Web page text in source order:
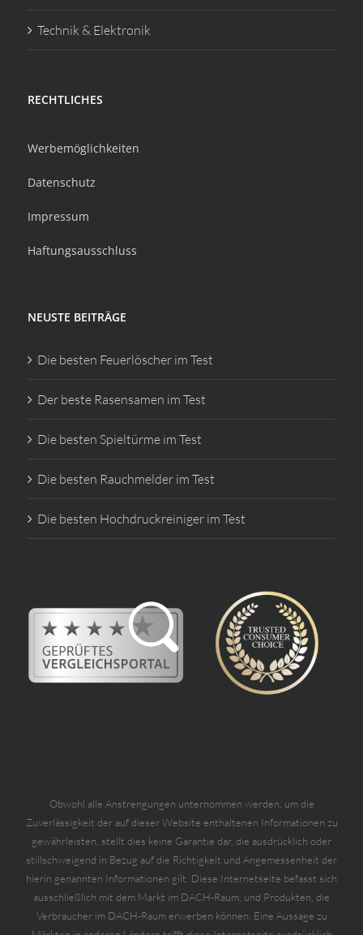
Technik & Elektronik
RECHTLICHES
Werbemöglichkeiten
Datenschutz
Impressum
Haftungsausschluss
NEUSTE BEITRÄGE
Die besten Feuerlöscher im Test
Der beste Rasensamen im Test
Die besten Spieltürme im Test
Die besten Rauchmelder im Test
Die besten Hochdruckreiniger im Test
Obwohl alle Anstrengungen unternommen werden, um die
Zuverlässigkeit der auf dieser Website enthaltenen Informationen zu
gewährleisten, stellt dies keine Garantie dar, die ausdrücklich oder
stillschweigend in Bezug auf die Richtigkeit und Angemessenheit der
hierin genannten Informationen gilt. Diese Internetseite befasst sich
ausschließlich mit dem Markt im DACH-Raum, und Produkten, die
Verbraucher im DACH-Raum erwerben können. Eine Aussage zu